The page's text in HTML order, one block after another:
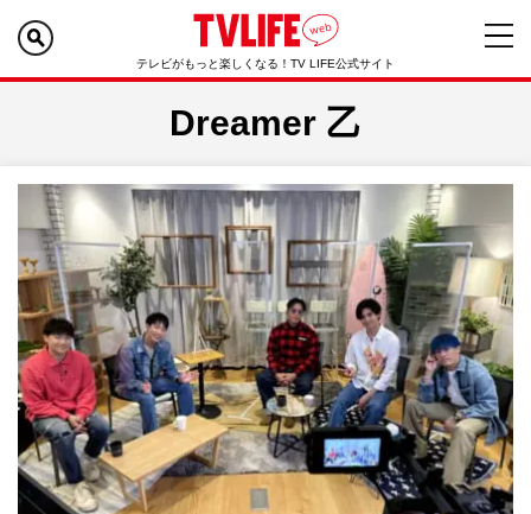
テレビがもっと楽しくなる！TV LIFE公式サイト
Dreamer 乙